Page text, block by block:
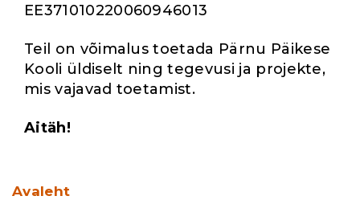
EE371010220060946013
Teil on võimalus toetada Pärnu Päikese
Kooli üldiselt ning tegevusi ja projekte,
mis vajavad toetamist.
Aitäh!
Avaleht